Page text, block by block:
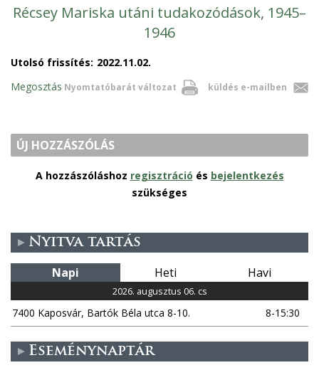
Récsey Mariska utáni tudakozódások, 1945–
1946
Utolsó frissítés: 2022.11.02.
Nyomtatóbarát változat küldés e-mailben
Megosztás
ÚJ HOZZÁSZÓLÁS
A hozzászóláshoz regisztráció és bejelentkezés
szükséges
Nyitva tartás
Napi Heti Havi
2026. augusztus 06. cs
7400 Kaposvár, Bartók Béla utca 8-10. 8-15:30
Eseménynaptár